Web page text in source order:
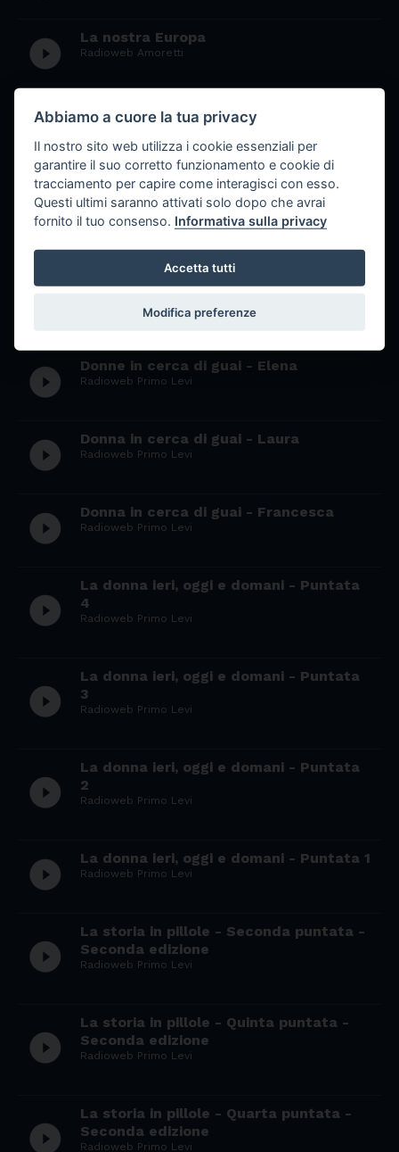
play_circle_filled La nostra Europa
Radioweb Amoretti
play_circle_filled
La donna ieri, oggi e domani - Puntata
7
Radioweb Primo Levi
play_circle_filled
La donna ieri, oggi e domani - Puntata
6
La donna ieri, oggi e domani - Puntata 5
Radioweb Primo Levi
play_circle_filled Donne in cerca di guai - Elena
Radioweb Primo Levi
play_circle_filled Donna in cerca di guai - Laura
Radioweb Primo Levi
play_circle_filled Donna in cerca di guai - Francesca
Radioweb Primo Levi
play_circle_filled
La donna ieri, oggi e domani - Puntata
4
Radioweb Primo Levi
play_circle_filled
La donna ieri, oggi e domani - Puntata
3
Radioweb Primo Levi
play_circle_filled
La donna ieri, oggi e domani - Puntata
2
Radioweb Primo Levi
play_circle_filled La donna ieri, oggi e domani - Puntata 1
Radioweb Primo Levi
play_circle_filled
La storia in pillole - Seconda puntata -
Seconda edizione
Radioweb Primo Levi
play_circle_filled
La storia in pillole - Quinta puntata -
Seconda edizione
Radioweb Primo Levi
play_circle_filled
La storia in pillole - Quarta puntata -
Seconda edizione
Radioweb Primo Levi
Abbiamo a cuore la tua privacy
Il nostro sito web utilizza i cookie essenziali per
garantire il suo corretto funzionamento e cookie di
tracciamento per capire come interagisci con esso.
Questi ultimi saranno attivati solo dopo che avrai
fornito il tuo consenso. Informativa sulla privacy
Accetta tutti
Modifica preferenze